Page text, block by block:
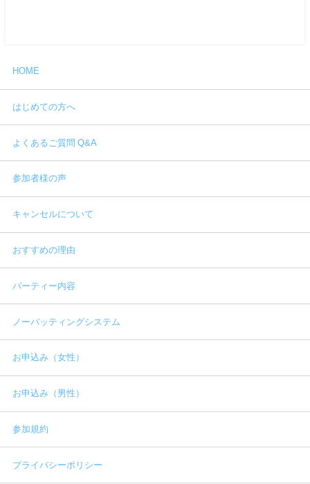
HOME
はじめての方へ
よくあるご質問 Q&A
参加者様の声
キャンセルについて
おすすめの理由
パーティー内容
ノーバッティングシステム
お申込み（女性）
お申込み（男性）
参加規約
プライバシーポリシー